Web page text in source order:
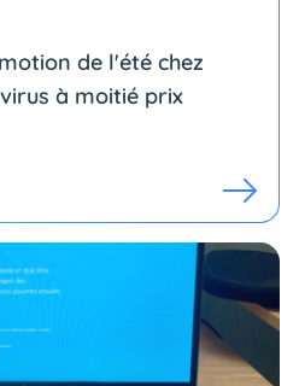
de l'été chez
à moitié prix